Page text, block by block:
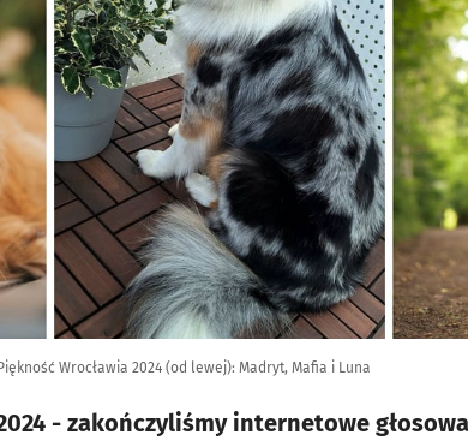
Wrocławia 2024 (od lewej): Madryt, Mafia i Luna
- zakończyliśmy internetowe